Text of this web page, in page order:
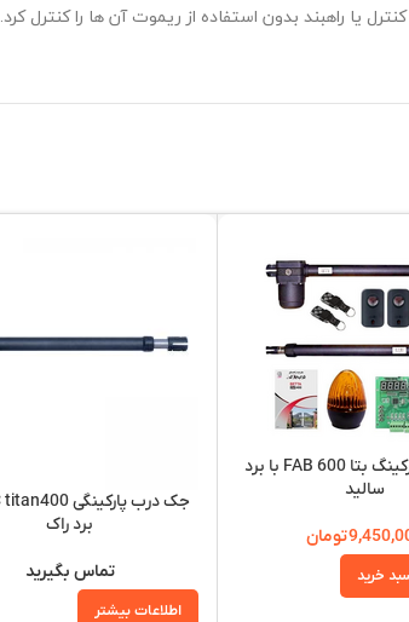
یا راهبند بدون استفاده از ریموت آن ها را کنترل کرد.
جک درب پارکینگ بتا FAB 600 با برد
سالید
تومان
خرید
برد راک
تماس بگیرید
اطلاعات بیشتر